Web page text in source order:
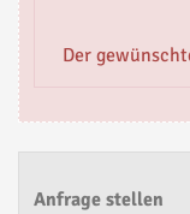
Der
Anfrage stellen